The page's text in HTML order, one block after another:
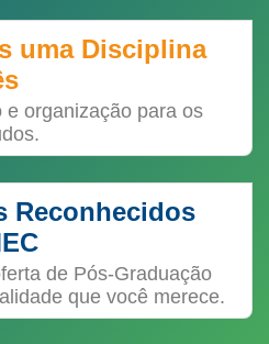
uma Disciplina
e organização para os
Reconhecidos
de Pós-Graduação
que você merece.